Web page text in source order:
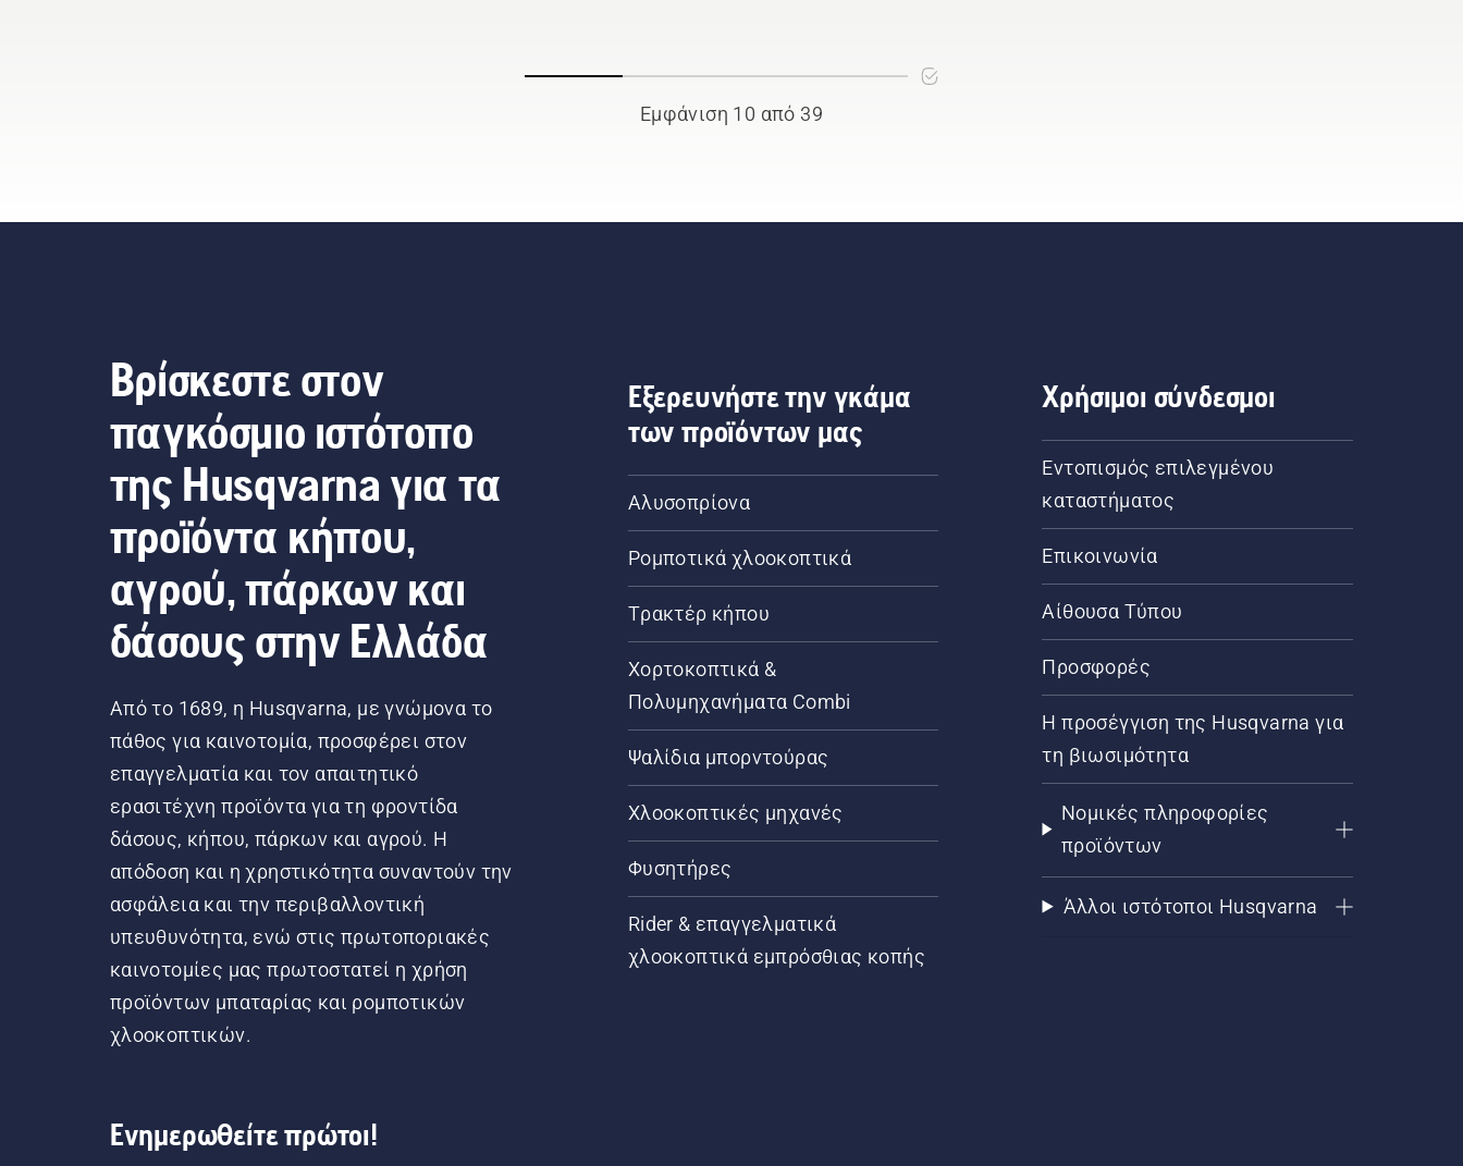
Εμφάνιση 10 από 39
Βρίσκεστε στον
παγκόσμιο ιστότοπο
της Husqvarna για τα
προϊόντα κήπου,
αγρού, πάρκων και
δάσους στην Ελλάδα
Από το 1689, η Husqvarna, με γνώμονα το
πάθος για καινοτομία, προσφέρει στον
επαγγελματία και τον απαιτητικό
ερασιτέχνη προϊόντα για τη φροντίδα
δάσους, κήπου, πάρκων και αγρού. Η
απόδοση και η χρηστικότητα συναντούν την
ασφάλεια και την περιβαλλοντική
υπευθυνότητα, ενώ στις πρωτοποριακές
καινοτομίες μας πρωτοστατεί η χρήση
προϊόντων μπαταρίας και ρομποτικών
χλοοκοπτικών.
Ενημερωθείτε πρώτοι!
Εξερευνήστε την γκάμα
των προϊόντων μας
Αλυσοπρίονα
Ρομποτικά χλοοκοπτικά
Τρακτέρ κήπου
Χορτοκοπτικά &
Πολυμηχανήματα Combi
Ψαλίδια μπορντούρας
Χλοοκοπτικές μηχανές
Φυσητήρες
Rider & επαγγελματικά
χλοοκοπτικά εμπρόσθιας κοπής
Χρήσιμοι σύνδεσμοι
Εντοπισμός επιλεγμένου
καταστήματος
Επικοινωνία
Αίθουσα Τύπου
Προσφορές
Η προσέγγιση της Husqvarna για
τη βιωσιμότητα
Νομικές πληροφορίες
προϊόντων
Άλλοι ιστότοποι Husqvarna